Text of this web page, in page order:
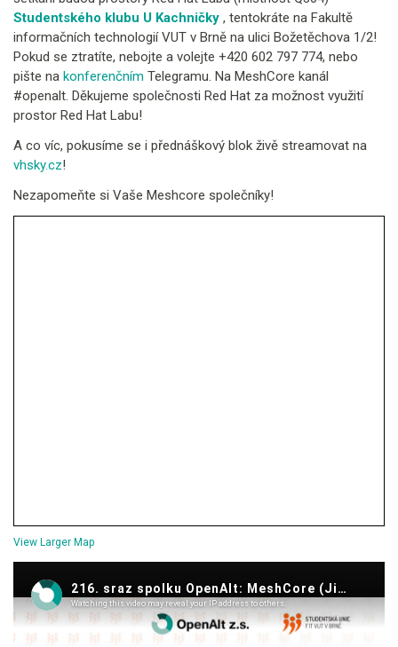
Studentského klubu U Kachničky , tentokráte na Fakultě
informačních technologií VUT v Brně na ulici Božetěchova 1/2!
Pokud se ztratíte, nebojte a volejte +420 602 797 774, nebo
pište na konferenčním Telegramu. Na MeshCore kanál
#openalt. Děkujeme společnosti Red Hat za možnost využití
prostor Red Hat Labu!
A co víc, pokusíme se i přednáškový blok živě streamovat na
vhsky.cz!
Nezapomeňte si Vaše Meshcore společníky!
View Larger Map